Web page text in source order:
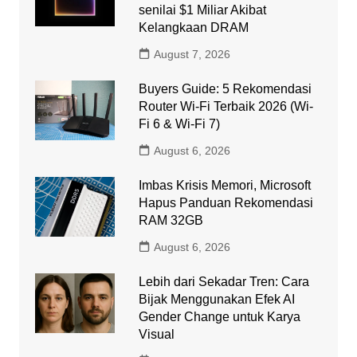
senilai $1 Miliar Akibat
Kelangkaan DRAM
August 7, 2026
Buyers Guide: 5 Rekomendasi
Router Wi-Fi Terbaik 2026 (Wi-
Fi 6 & Wi-Fi 7)
August 6, 2026
Imbas Krisis Memori, Microsoft
Hapus Panduan Rekomendasi
RAM 32GB
August 6, 2026
Lebih dari Sekadar Tren: Cara
Bijak Menggunakan Efek AI
Gender Change untuk Karya
Visual